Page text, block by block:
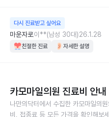
다시 진료받고 싶어요
마운자로이**(남성 30대)26.1.28
친절한 진료 자세한 설명
카모마일의원 진료비 안내
나만의닥터에서 수집한 카모마일의원
비, 접종료 등 모든 가격을 확인해보